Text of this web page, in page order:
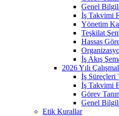
Genel
İş Takvimi
Yönetim
Teşkilat
Hassas
İş Akış
2026 Yılı
İş Süreçleri
İş Takvimi
Görev
Genel
Etik Kurallar